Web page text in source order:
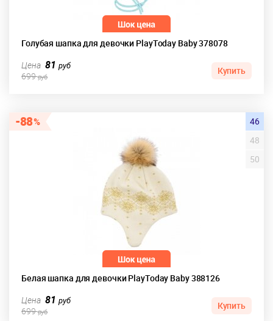
Голубая шапка для девочки PlayToday Baby 378078
Цена 81руб
699руб
Купить
88
Белая шапка для девочки PlayToday Baby 388126
46
48
50
Цена 81руб
699руб
Купить